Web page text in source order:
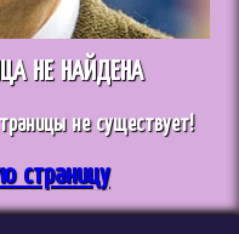
НЕ НАЙДЕНА
не существует!
страницу